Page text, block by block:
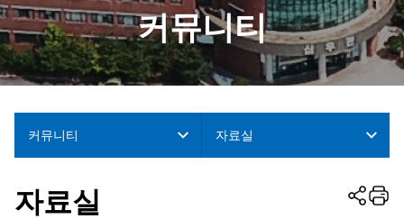
커뮤니티
커뮤니티 자료실
자료실